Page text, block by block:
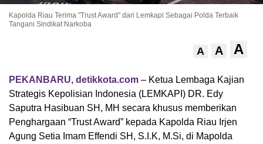
Kapolda Riau Terima "Trust Award" dari Lemkapi Sebagai Polda Terbaik
Tangani Sindikat Narkoba
A A A
PEKANBARU, detikkota.com – Ketua Lembaga Kajian
Strategis Kepolisian Indonesia (LEMKAPI) DR. Edy
Saputra Hasibuan SH, MH secara khusus memberikan
Penghargaan “Trust Award” kepada Kapolda Riau Irjen
Agung Setia Imam Effendi SH, S.I.K, M.Si, di Mapolda